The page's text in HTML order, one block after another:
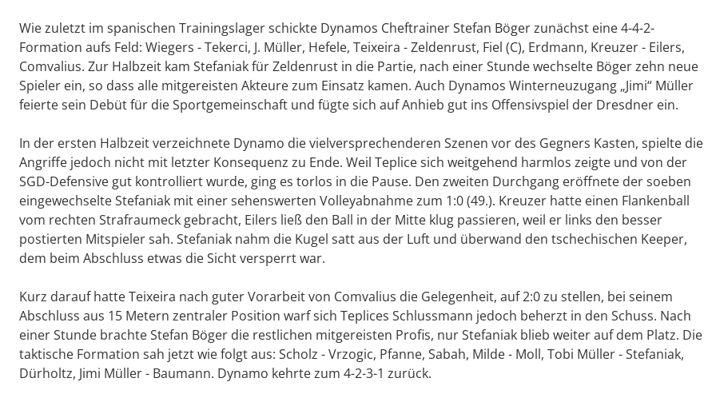
Wie zuletzt im spanischen Trainingslager schickte Dynamos Cheftrainer Stefan Böger zunächst eine 4-4-2-
Formation aufs Feld: Wiegers - Tekerci, J. Müller, Hefele, Teixeira - Zeldenrust, Fiel (C), Erdmann, Kreuzer - Eilers,
Comvalius. Zur Halbzeit kam Stefaniak für Zeldenrust in die Partie, nach einer Stunde wechselte Böger zehn neue
Spieler ein, so dass alle mitgereisten Akteure zum Einsatz kamen. Auch Dynamos Winterneuzugang „Jimi“ Müller
feierte sein Debüt für die Sportgemeinschaft und fügte sich auf Anhieb gut ins Offensivspiel der Dresdner ein.
In der ersten Halbzeit verzeichnete Dynamo die vielversprechenderen Szenen vor des Gegners Kasten, spielte die
Angriffe jedoch nicht mit letzter Konsequenz zu Ende. Weil Teplice sich weitgehend harmlos zeigte und von der
SGD-Defensive gut kontrolliert wurde, ging es torlos in die Pause. Den zweiten Durchgang eröffnete der soeben
eingewechselte Stefaniak mit einer sehenswerten Volleyabnahme zum 1:0 (49.). Kreuzer hatte einen Flankenball
vom rechten Strafraumeck gebracht, Eilers ließ den Ball in der Mitte klug passieren, weil er links den besser
postierten Mitspieler sah. Stefaniak nahm die Kugel satt aus der Luft und überwand den tschechischen Keeper,
dem beim Abschluss etwas die Sicht versperrt war.
Kurz darauf hatte Teixeira nach guter Vorarbeit von Comvalius die Gelegenheit, auf 2:0 zu stellen, bei seinem
Abschluss aus 15 Metern zentraler Position warf sich Teplices Schlussmann jedoch beherzt in den Schuss. Nach
einer Stunde brachte Stefan Böger die restlichen mitgereisten Profis, nur Stefaniak blieb weiter auf dem Platz. Die
taktische Formation sah jetzt wie folgt aus: Scholz - Vrzogic, Pfanne, Sabah, Milde - Moll, Tobi Müller - Stefaniak,
Dürholtz, Jimi Müller - Baumann. Dynamo kehrte zum 4-2-3-1 zurück.